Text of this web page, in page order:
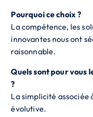
Pourquoi ce choix ?
La compétence, les
innovantes nous ont
raisonnable.
Quels sont pour vous
?
La simplicité associée
évolutive.